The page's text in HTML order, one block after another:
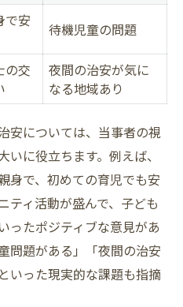
で安
待機児童の問題
の交
夜間の治安が気に
なる地域あり
安については、当事者の視
に役立ちます。例えば、
身で、初めての育児でも安
ティ活動が盛んで、子ども
ったポジティブな意見があ
問題がある」「夜間の治安
いった現実的な課題も指摘